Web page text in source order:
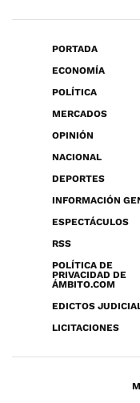
PORTADA
ECONOMÍA
POLÍTICA
MERCADOS
OPINIÓN
NACIONAL
DEPORTES
INFORMACIÓN
ESPECTÁCULOS
RSS
POLÍTICA DE
PRIVACIDAD DE
ÁMBITO.COM
EDICTOS
LICITACIONES